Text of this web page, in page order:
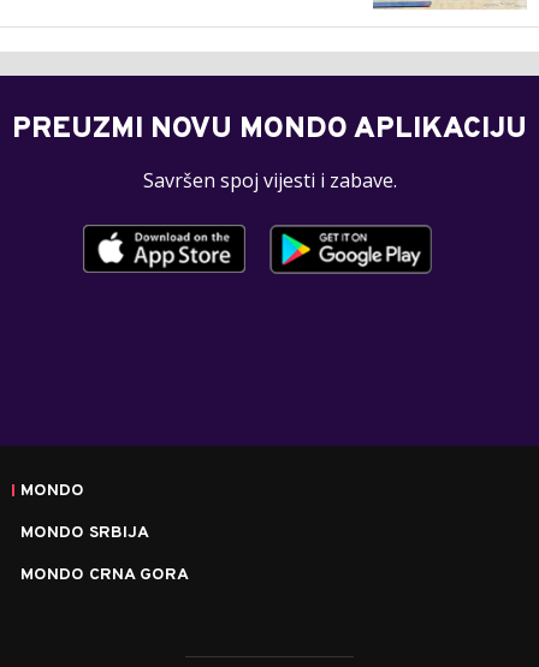
PREUZMI NOVU MONDO APLIKACIJU
Savršen spoj vijesti i zabave.
MONDO
MONDO SRBIJA
MONDO CRNA GORA